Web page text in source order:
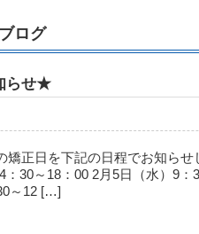
ログ
らせ★
矯正日を下記の日程でお知ら
：30～18：00 2月5日（水）9：
～12 […]